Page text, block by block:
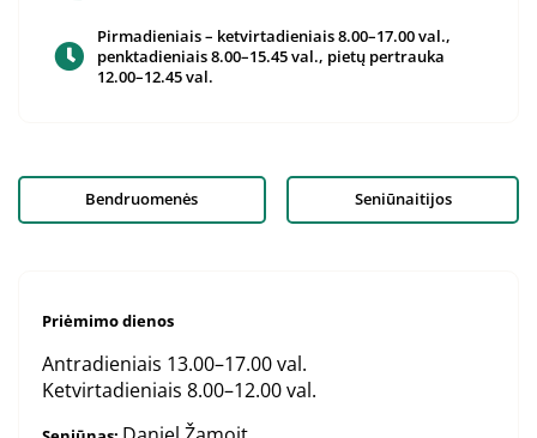
Pirmadieniais – ketvirtadieniais 8.00–17.00 val.,
penktadieniais 8.00–15.45 val., pietų pertrauka
12.00–12.45 val.
Bendruomenės Seniūnaitijos
Priėmimo dienos
Antradieniais 13.00–17.00 val.
Ketvirtadieniais 8.00–12.00 val.